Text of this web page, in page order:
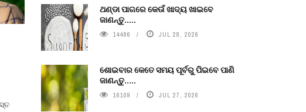
ଥଣ୍ଡା ପାଗରେ କେଉଁ ଖାଦ୍ୟ ଖାଇବେ
ଜାଣନ୍ତୁ.....
14486 JUL 28, 2026
ଶୋଇବାର କେତେ ସମୟ ପୂର୍ବରୁ ପିଇବେ ପାଣି
ଜାଣନ୍ତୁ.....
16109 JUL 27, 2026